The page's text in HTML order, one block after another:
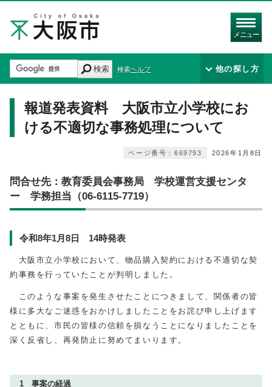
メニュー
検索 検索ヘルプ 他の探し方
報道発表資料 大阪市立小学校にお
ける不適切な事務処理について
2026年1月8日
ページ番号：669793
問合せ先：教育委員会事務局 学校運営支援センタ
ー 学務担当（06-6115-7719）
令和8年1月8日 14時発表
大阪市立小学校において、物品購入契約における不適切な契
約事務を行っていたことが判明しました。
このような事案を発生させたことにつきまして、関係者の皆
様に多大なご迷惑をおかけしましたことをお詫び申し上げます
とともに、市民の皆様の信頼を損なうことになりましたことを
深く反省し、再発防止に努めてまいります。
1 事案の経過